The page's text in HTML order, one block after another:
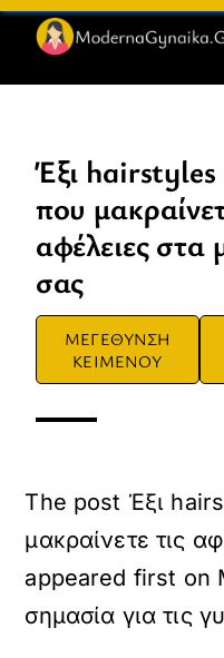
Skip
content
Έξι hairstyles
που
αφέλειες στα
σας
ΜΕΓΕΘΥΝΣΗ
ΚΕΙΜΕΝΟΥ
The post Έξι
μακραίνετε τις
appeared first on
σημασία για τις